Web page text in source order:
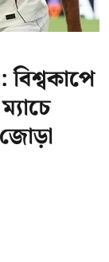
জোড়া